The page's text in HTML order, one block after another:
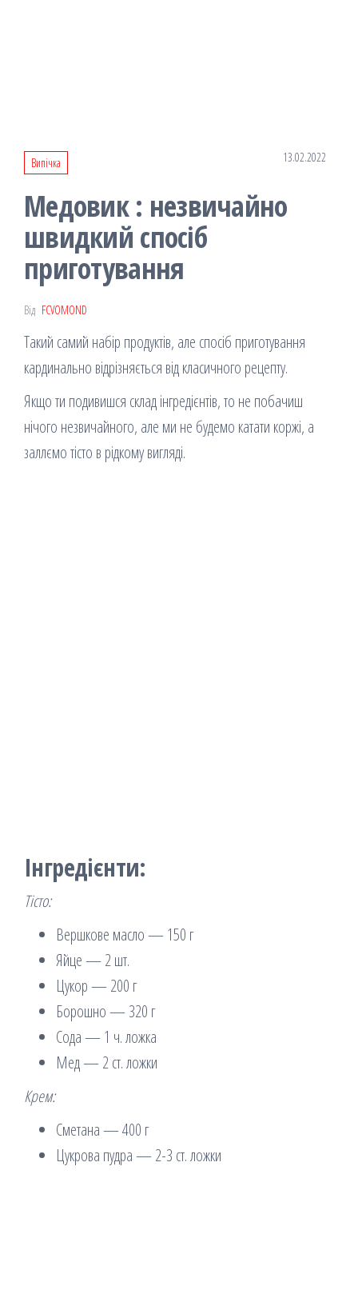
Випічка 13.02.2022
Медовик : незвичайно
швидкий спосіб
приготування
Від FCVOMOND
Такий самий набір продуктів, але спосіб приготування
кардинально відрізняється від класичного рецепту.
Якщо ти подивишся склад інгредієнтів, то не побачиш
нічого незвичайного, але ми не будемо катати коржі, а
заллємо тісто в рідкому вигляді.
Інгредієнти:
Тісто:
Вершкове масло — 150 г
Яйце — 2 шт.
Цукор — 200 г
Борошно — 320 г
Сода — 1 ч. ложка
Мед — 2 ст. ложки
Крем:
Сметана — 400 г
Цукрова пудра — 2-3 ст. ложки